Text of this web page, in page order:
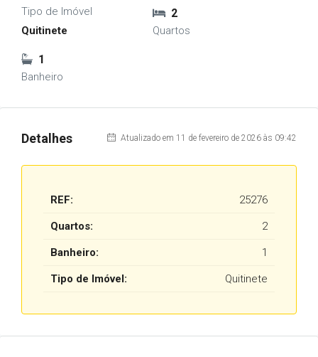
Tipo de Imóvel
Quitinete
2
Quartos
1
Banheiro
Detalhes Atualizado em 11 de fevereiro de 2026 às 09:42
REF: 25276
Quartos: 2
Banheiro: 1
Tipo de Imóvel: Quitinete